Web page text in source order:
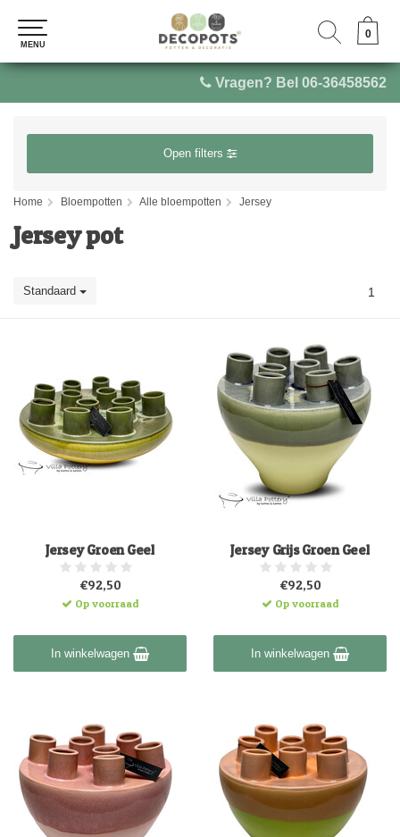
Vragen? Bel 06-36458562
0
MENU
0
MENU
Open filters
Home Bloempotten Alle bloempotten Jersey
Jersey pot
Standaard 1
Jersey Groen Geel
€92,50
Op voorraad
In winkelwagen
Jersey Grijs Groen Geel
€92,50
Op voorraad
In winkelwagen